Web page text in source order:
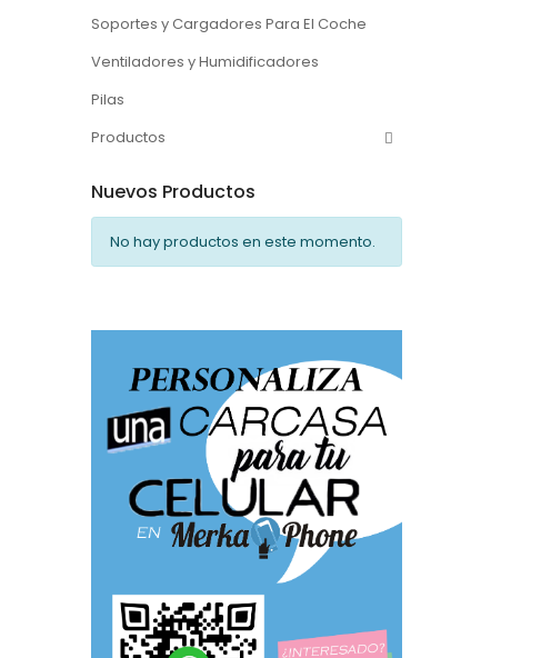
Soportes y Cargadores Para El Coche
Ventiladores y Humidificadores
Pilas
Productos
Nuevos Productos
No hay productos en este momento.